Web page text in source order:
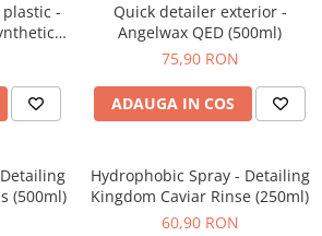
-
Quick detailer exterior -
Angelwax QED (500ml)
75,90 RON
ADAUGA IN COS
(500ml)
Hydrophobic Spray - Detailing
Kingdom Caviar Rinse (250ml)
60,90 RON